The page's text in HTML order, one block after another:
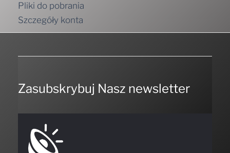
Pliki do pobrania
Szczegóły konta
Zasubskrybuj Nasz newsletter